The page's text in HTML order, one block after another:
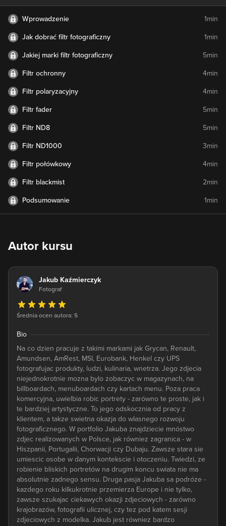
Wprowadzenie 1min
Jak dobrać filtr fotograficzny 1min
Jakiej marki filtr fotograficzny 5min
Filtr ochronny 4min
Filtr polaryzacyjny 4min
Filtr fader 5min
Filtr ND8 5min
Filtr ND1000 3min
Filtr połówkowy 4min
Filtr blackmist 2min
Podsumowanie 1min
Autor kursu
Jakub Kaźmierczyk
Fotograf
Średnia ocen autora: 5
Bio
Na co dzien pracuje z takimi markami jak Grycan, Renault,
Amundsen, AmRest, MSI, Eurobank, Henkel czy UPS
fotografujac produkty, ludzi, kulinaria, wnetrza. Jego zdjecia
niejednokrotnie mozna bylo zobaczyc w magazynach, na
billboardach, menuboardach czy kartach menu. Poza praca
komercyjna, uwielbia robic portrety - zarówno te proste, jak i
te bardziej artystyczne. To jego odskocznia od pracy z
klientem, a takze swietna okazja do wlasnego rozwoju
fotograficznego. W portfolio Jakuba znajdziecie mnóstwo
zdjec realizowanych w Polsce, jak równiez zagranica - w
Hiszpanii, Portugalii, Chorwacji czy Dubaju. Zawsze stara sie
umiescic osobe w danym kontekscie i otoczeniu. Twiedzi, ze
robienie bliskich portretów na drugim koncu swiata nie ma
absolutnie zadnego sensu. Druga pasja Jakuba sa podróze -
kazdego roku kilkukrotnie przemierza Europe i nie tylko,
zawsze szukajac ciekawych okazji zdjeciowych - zarówno
krajobrazów, fotografii ulicznej, czy tez pod katem sesji
zdjeciowych z modelka. Jakub jest równiez bardzo